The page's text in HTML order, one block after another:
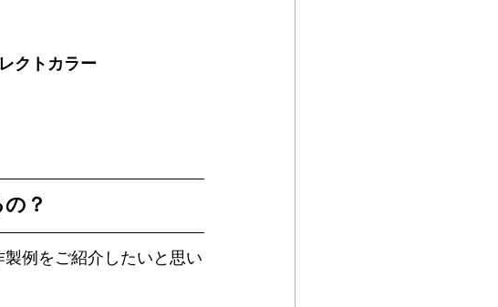
クトカラー
？
例をご紹介したいと思い